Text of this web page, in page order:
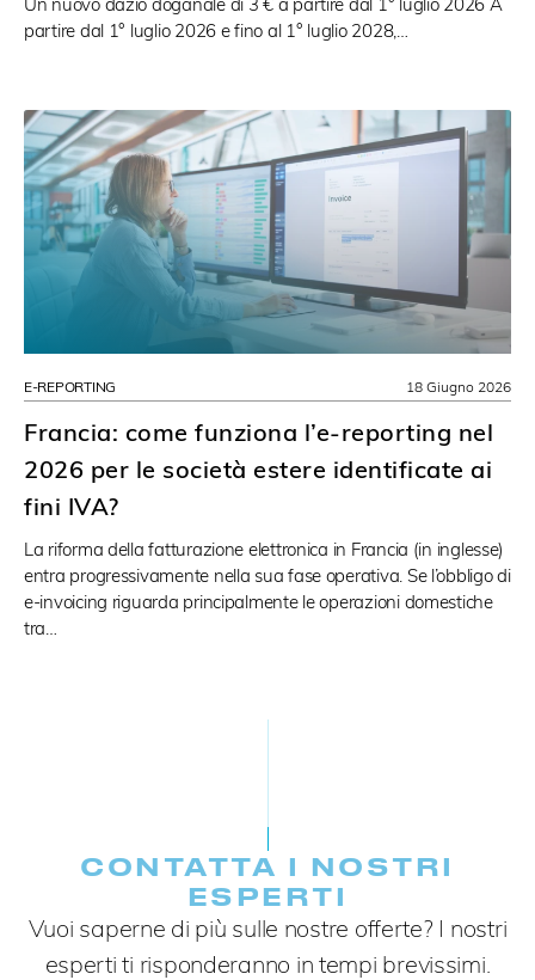
partire dal 1° luglio 2026 e fino al 1° luglio 2028,…
E-REPORTING
Francia: come funziona l’e-reporting nel
2026 per le società estere identificate ai
fini IVA?
La riforma della fatturazione elettronica in Francia (in inglesse)
entra progressivamente nella sua fase operativa. Se l’obbligo di
e-invoicing riguarda principalmente le operazioni domestiche
tra…
18 Giugno 2026
CONTATTA I NOSTRI
ESPERTI
Vuoi saperne di più sulle nostre offerte? I nostri
esperti ti risponderanno in tempi brevissimi.